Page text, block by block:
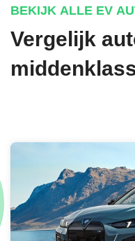
BEKIJK ALLE EV
Vergelijk auto's in het